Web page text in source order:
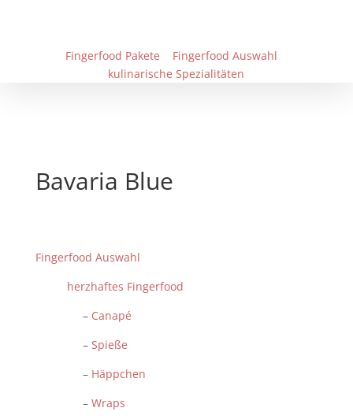
Fingerfood Pakete
Fingerfood Auswahl
kulinarische Spezialitäten
Bavaria Blue
Fingerfood Auswahl
herzhaftes Fingerfood
– Canapé
– Spieße
– Häppchen
– Wraps